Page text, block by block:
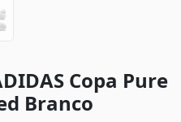
Copa Pure
Branco